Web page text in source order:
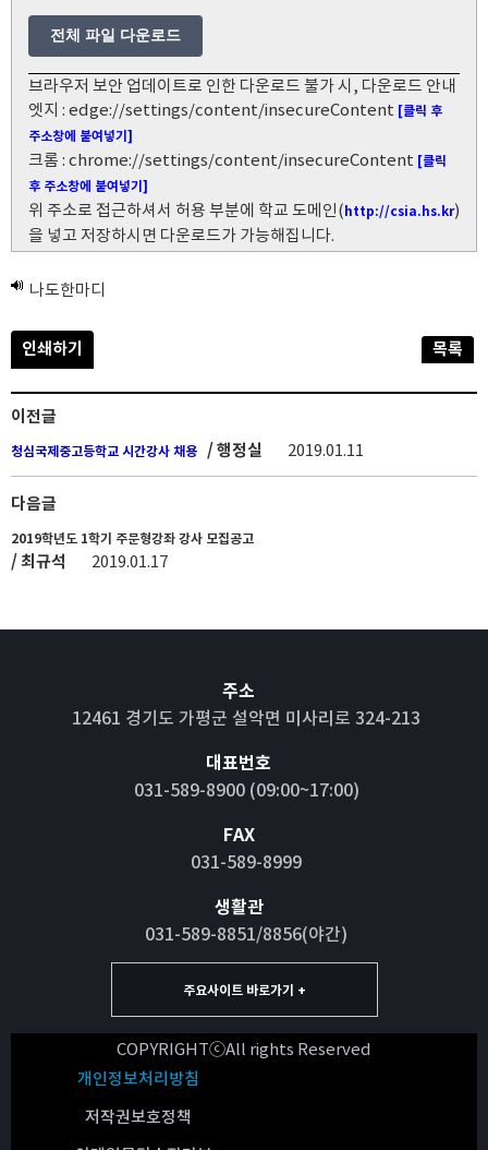
전체 파일 다운로드
브라우저 보안 업데이트로 인한 다운로드 불가 시, 다운로드 안내
엣지 : edge://settings/content/insecureContent [클릭 후
주소창에 붙여넣기]
크롬 : chrome://settings/content/insecureContent [클릭
후 주소창에 붙여넣기]
위 주소로 접근하셔서 허용 부분에 학교 도메인( http://csia.hs.kr)
을 넣고 저장하시면 다운로드가 가능해집니다.
나도한마디
인쇄하기 목록
이전글
청심국제중고등학교 시간강사 채용 / 행정실 2019.01.11
다음글
2019학년도 1학기 주문형강좌 강사 모집공고
/ 최규석 2019.01.17
주소
12461 경기도 가평군 설악면 미사리로 324-213
대표번호
031-589-8900 (09:00~17:00)
FAX
031-589-8999
생활관
031-589-8851/8856(야간)
주요사이트 바로가기 +
COPYRIGHTⓒAll rights Reserved
개인정보처리방침
저작권보호정책